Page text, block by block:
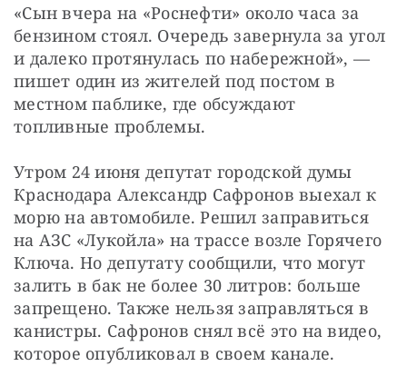
«Сын вчера на «Роснефти» около часа за
бензином стоял. Очередь завернула за угол
и далеко протянулась по набережной», —
пишет один из жителей под постом в
местном паблике, где обсуждают
топливные проблемы.
Утром 24 июня депутат городской думы
Краснодара Александр Сафронов выехал к
морю на автомобиле. Решил заправиться
на АЗС «Лукойла» на трассе возле Горячего
Ключа. Но депутату сообщили, что могут
залить в бак не более 30 литров: больше
запрещено. Также нельзя заправляться в
канистры. Сафронов снял всё это на видео,
которое опубликовал в своем канале.